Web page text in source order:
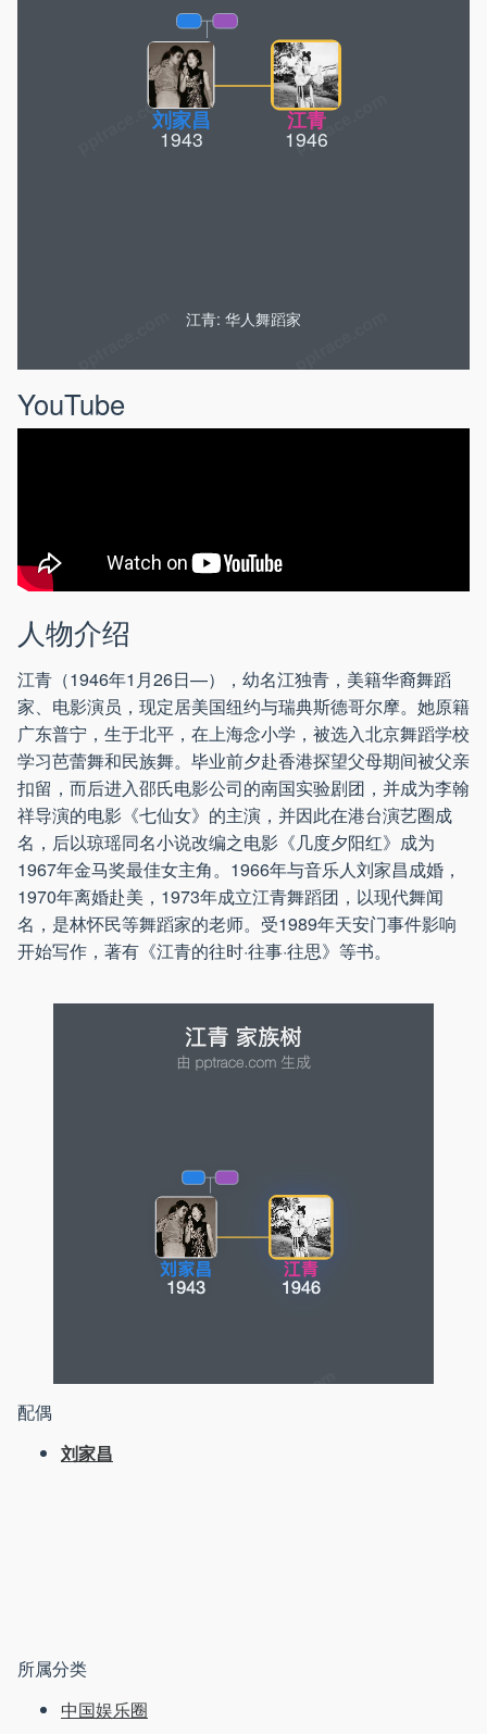
江青
1946
刘家昌
1943
江青: 华人舞蹈家
YouTube
人物介绍
江青（1946年1月26日—），幼名江独青，美籍华裔舞蹈
家、电影演员，现定居美国纽约与瑞典斯德哥尔摩。她原籍
广东普宁，生于北平，在上海念小学，被选入北京舞蹈学校
学习芭蕾舞和民族舞。毕业前夕赴香港探望父母期间被父亲
扣留，而后进入邵氏电影公司的南国实验剧团，并成为李翰
祥导演的电影《七仙女》的主演，并因此在港台演艺圈成
名，后以琼瑶同名小说改编之电影《几度夕阳红》成为
1967年金马奖最佳女主角。1966年与音乐人刘家昌成婚，
1970年离婚赴美，1973年成立江青舞蹈团，以现代舞闻
名，是林怀民等舞蹈家的老师。受1989年天安门事件影响
开始写作，著有《江青的往时·往事·往思》等书。
配偶
刘家昌
所属分类
中国娱乐圈